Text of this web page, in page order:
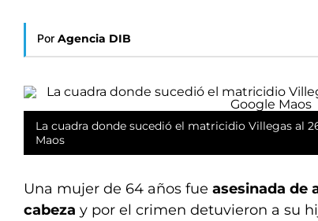
Por Agencia DIB
La cuadra donde sucedió el matricidio Villegas al
Maos
Una mujer de 64 años fue asesinada de
cabeza y por el crimen detuvieron a su